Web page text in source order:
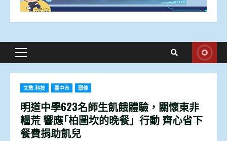
Primary
文教.科技 臺中市 頭條
明道中學623名師生飢餓體驗，關懷東非
糧荒 響應｢柏圖坎的晚餐」行動 齊心省下
餐費捐助飢兒